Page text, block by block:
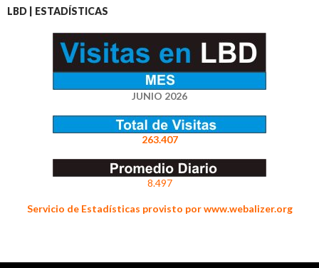
LBD | ESTADÍSTICAS
JUNIO 2026
263.407
8.497
Servicio de Estadísticas provisto por www.webalizer.org